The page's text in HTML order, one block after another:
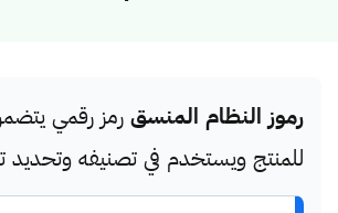
رموز النظام المنسق رمز رقمي
للمنتج ويستخدم في تصنيفه وتحديد